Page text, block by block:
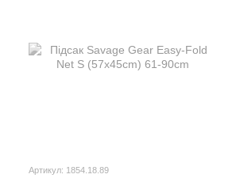
Артикул: 1854.18.89